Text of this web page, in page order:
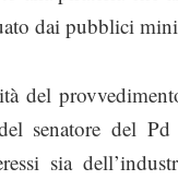
dai pubblici
del
senatore del Pd
sia